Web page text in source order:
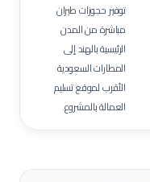
توفير حجوزات طيران
مباشرة من المدن
الرئيسية بالهند إلى
المطارات السعودية
الأقرب لموقع تسليم
العمالة بالمشروع.